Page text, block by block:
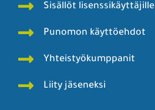
Sisällöt lisenssikäyttäjille
Punomon käyttöehdot
Yhteistyökumppanit
Liity jäseneksi